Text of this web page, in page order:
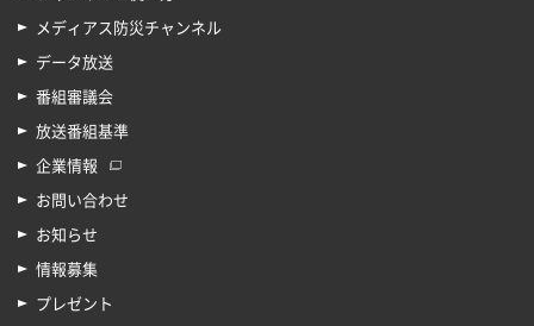
メディアス防災チャンネル
データ放送
番組審議会
放送番組基準
企業情報
お問い合わせ
お知らせ
情報募集
プレゼント